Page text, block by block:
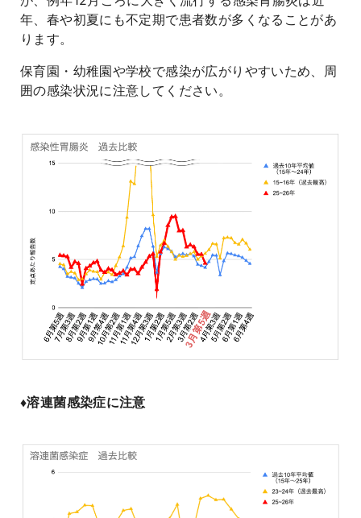
年、春や初夏にも不定期で患者数が多くなることがあ
ります。
保育園・幼稚園や学校で感染が広がりやすいため、周
囲の感染状況に注意してください。
♦️溶連菌感染症に注意